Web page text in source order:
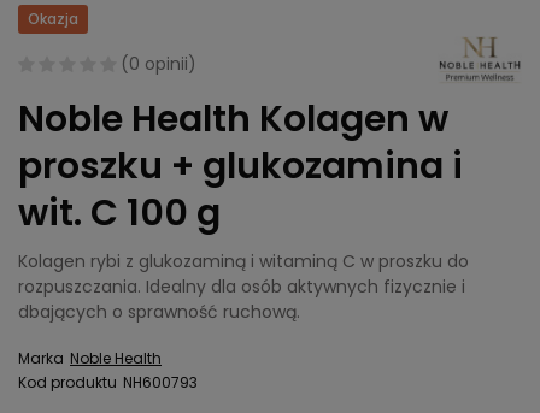
Okazja
(0 opinii)
Noble Health Kolagen w
proszku + glukozamina i
wit. C 100 g
Kolagen rybi z glukozaminą i witaminą C w proszku do
rozpuszczania. Idealny dla osób aktywnych fizycznie i
dbających o sprawność ruchową.
Marka Noble Health
Kod produktu NH600793